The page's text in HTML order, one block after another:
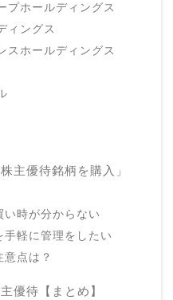
プホールディングス
ィングス
スホールディングス
主優待銘柄を購入」
時が分からない
軽に管理をしたい
点は？
優待【まとめ】